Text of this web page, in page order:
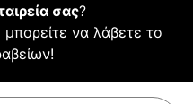
σας?
να λάβετε το